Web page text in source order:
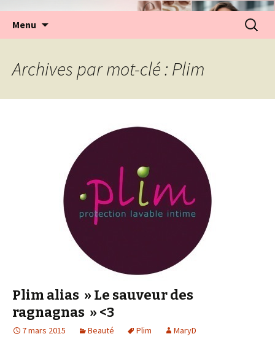
Menu
Archives par mot-clé : Plim
Plim alias » Le sauveur des
ragnagnas » <3
7 mars 2015 Beauté Plim MaryD